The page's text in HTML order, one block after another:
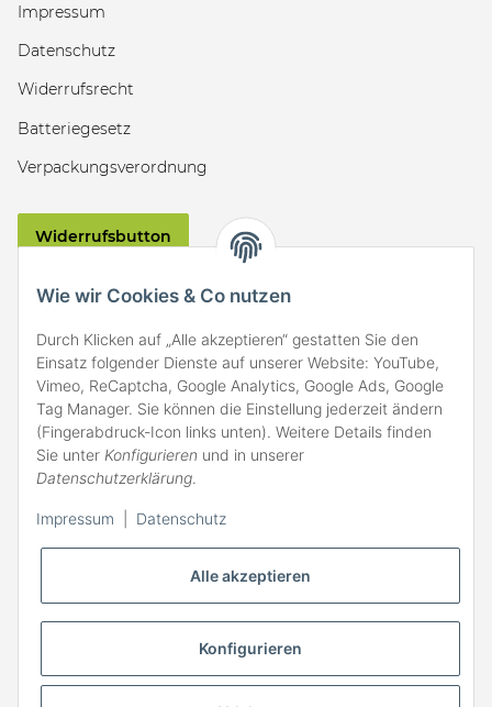
Alle akzeptieren
Konfigurieren
Wie wir Cookies & Co nutzen
Durch Klicken auf „Alle akzeptieren“ gestatten Sie den
Einsatz folgender Dienste auf unserer Website: YouTube,
Vimeo, ReCaptcha, Google Analytics, Google Ads, Google
Tag Manager. Sie können die Einstellung jederzeit ändern
(Fingerabdruck-Icon links unten). Weitere Details finden
Sie unter Konfigurieren und in unserer
Datenschutzerklärung.
Impressum Datenschutz
Impressum
Datenschutz
Widerrufsrecht
Batteriegesetz
Verpackungsverordnung
Widerrufsbutton
ZAHLARTEN